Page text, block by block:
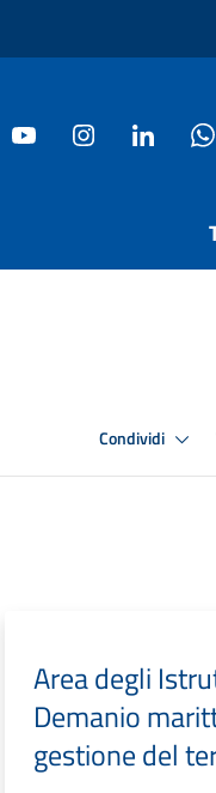
Condividi
Area degli
Demanio
gestione del